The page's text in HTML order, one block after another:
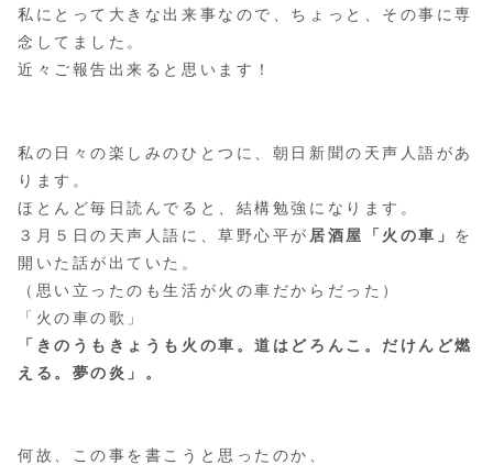
私にとって大きな出来事なので、ちょっと、その事に専
念してました。
近々ご報告出来ると思います！
私の日々の楽しみのひとつに、朝日新聞の天声人語があ
ります。
ほとんど毎日読んでると、結構勉強になります。
３月５日の天声人語に、草野心平が 居酒屋「火の車」 を
開いた話が出ていた。
（思い立ったのも生活が火の車だからだった）
「火の車の歌」
「きのうもきょうも火の車。道はどろんこ。だけんど燃
える。夢の炎」。
何故、この事を書こうと思ったのか、